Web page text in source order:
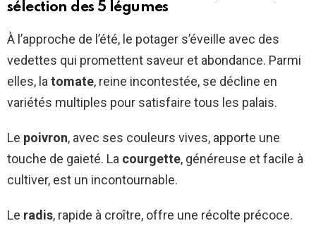
sélection des 5 légumes
À l’approche de l’été, le potager s’éveille avec des
vedettes qui promettent saveur et abondance. Parmi
elles, latomate, reine incontestée, se décline en
variétés multiples pour satisfaire tous les palais.
Le poivron, avec ses couleurs vives, apporte une
touche de gaieté. La courgette, généreuse et facile à
cultiver, est un incontournable.
Le radis, rapide à croître, offre une récolte précoce.